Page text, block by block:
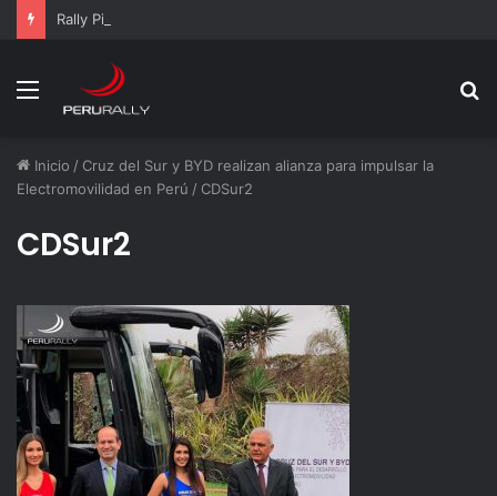
Rally Pisco 2026: todo listo para la gran final del RallyACP
Menú
Inicio / Cruz del Sur y BYD realizan alianza para impulsar la
Electromovilidad en Perú / CDSur2
CDSur2